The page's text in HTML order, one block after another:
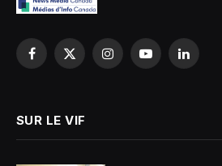
Facebook
X
InstagramYouTubeLinkedIn
SUR LE VIF